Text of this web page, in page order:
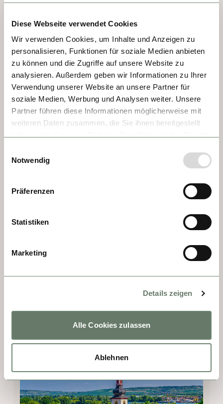
Diese Webseite verwendet Cookies
Wir verwenden Cookies, um Inhalte und Anzeigen zu
personalisieren, Funktionen für soziale Medien anbieten
zu können und die Zugriffe auf unsere Website zu
analysieren. Außerdem geben wir Informationen zu Ihrer
Verwendung unserer Website an unsere Partner für
soziale Medien, Werbung und Analysen weiter. Unsere
Partner führen diese Informationen möglicherweise mit
weiteren Daten zusammen, die Sie ihnen bereitgestellt
Notwendig
Präferenzen
Statistiken
Marketing
Details zeigen
Alle Cookies zulassen
Ablehnen
Gebäuden und verwinkelten Gassen ist ein
besonders für ihren Riesling berühmt sind.
Seilbahn, die atemberaubende Ausblicke
nicht, die berühmte Rüdesheimer